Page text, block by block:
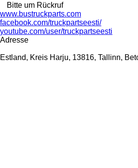
Bitte um Rückruf
www.bustruckparts.com
facebook.com/truckpartseesti/
youtube.com/user/truckpartseesti
Adresse
Estland, Kreis Harju, 13816, Tallinn,